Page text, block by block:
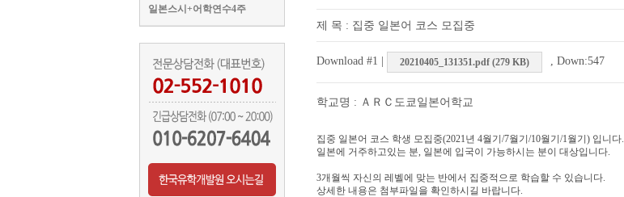
일본스시+어학연수4주
제 목 : 집중 일본어 코스 모집중
Download #1 | 20210405_131351.pdf (279 KB) , Down:547
학교명 : ＡＲＣ도쿄일본어학교
집중 일본어 코스 학생 모집중(2021년 4월기/7월기/10월기/1월기) 입니다.
일본에 거주하고있는 분, 일본에 입국이 가능하시는 분이 대상입니다.
3개월씩 자신의 레벨에 맞는 반에서 집중적으로 학습할 수 있습니다.
상세한 내용은 첨부파일을 확인하시길 바랍니다.